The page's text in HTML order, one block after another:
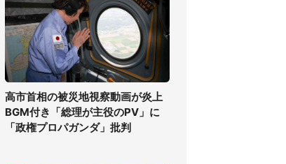
高市首相の被災地視察動画が炎上
BGM付き「総理が主役のPV」に
「政権プロパガンダ」批判